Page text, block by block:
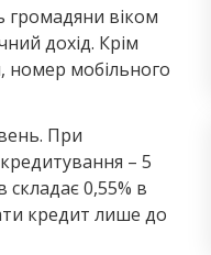
громадяни віком
дохід. Крім
номер мобільного
При
– 5
складає 0,55% в
кредит лише до